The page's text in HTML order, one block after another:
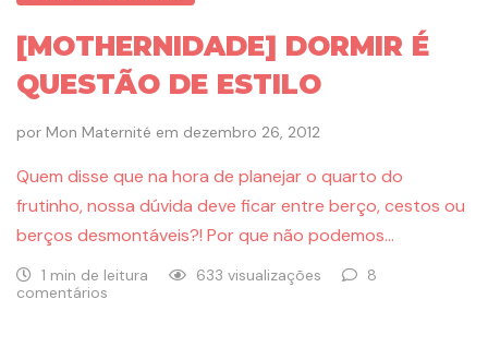
[MOTHERNIDADE] DORMIR É
QUESTÃO DE ESTILO
por Mon Maternité em dezembro 26, 2012
Quem disse que na hora de planejar o quarto do
frutinho, nossa dúvida deve ficar entre berço, cestos ou
berços desmontáveis?! Por que não podemos…
1 min de leitura 633 visualizações
8
comentários